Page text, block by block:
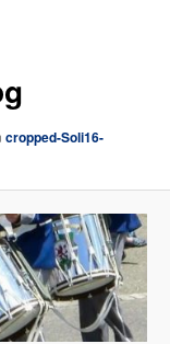
cropped-Soli16-